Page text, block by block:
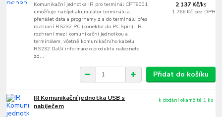
Komunikační jednotka IR pro terminál CPT8001
umožňuje nabíjet akumulátor terminálu a
přenášet data a progrnamy z a do terminálu přes
rozhraní RS232 PC (konektor do PC 9pin), IR
rozhraní mezi komunikační jednotkou a
terminálem, včetně komunikačního kabelu
RS232 Další informace o produktu naleznete
zd...
2 137 Kč/ks
1 766 Kč bez DPH
Přidat do košíku
IR Komunikační jednotka USB s
nabíječem
k dodání okamžitě 1 ks